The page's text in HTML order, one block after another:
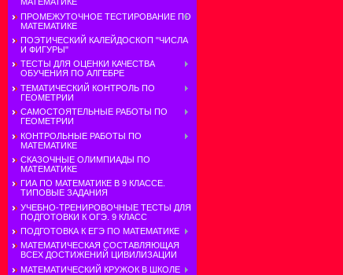
ПРОМЕЖУТОЧНОЕ ТЕСТИРОВАНИЕ ПО
МАТЕМАТИКЕ
ПОЭТИЧЕСКИЙ КАЛЕЙДОСКОП "ЧИСЛА
И ФИГУРЫ"
ТЕСТЫ ДЛЯ ОЦЕНКИ КАЧЕСТВА
ОБУЧЕНИЯ ПО АЛГЕБРЕ
ТЕМАТИЧЕСКИЙ КОНТРОЛЬ ПО
ГЕОМЕТРИИ
САМОСТОЯТЕЛЬНЫЕ РАБОТЫ ПО
ГЕОМЕТРИИ
КОНТРОЛЬНЫЕ РАБОТЫ ПО
МАТЕМАТИКЕ
СКАЗОЧНЫЕ ОЛИМПИАДЫ ПО
МАТЕМАТИКЕ
ГИА ПО МАТЕМАТИКЕ В 9 КЛАССЕ.
ТИПОВЫЕ ЗАДАНИЯ
УЧЕБНО-ТРЕНИРОВОЧНЫЕ ТЕСТЫ ДЛЯ
ПОДГОТОВКИ К ОГЭ. 9 КЛАСС
ПОДГОТОВКА К ЕГЭ ПО МАТЕМАТИКЕ
МАТЕМАТИЧЕСКАЯ СОСТАВЛЯЮЩАЯ
ВСЕХ ДОСТИЖЕНИЙ ЦИВИЛИЗАЦИИ
МАТЕМАТИЧЕСКИЙ КРУЖОК В ШКОЛЕ